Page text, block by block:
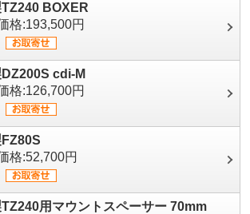
BOXER
格:193,500円
cdi-M
格:126,700円
格:52,700円
用マウントスペーサー 70mm